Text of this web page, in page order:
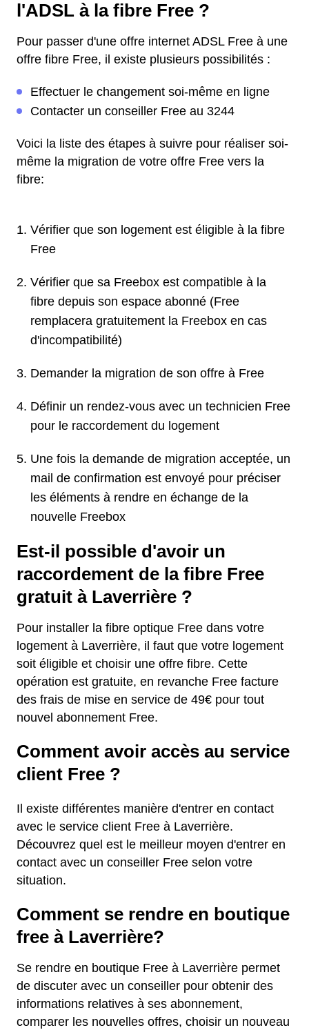
l'ADSL à la fibre Free ?
Pour passer d'une offre internet ADSL Free à une
offre fibre Free, il existe plusieurs possibilités :
Effectuer le changement soi-même en ligne
Contacter un conseiller Free au 3244
Voici la liste des étapes à suivre pour réaliser soi-
même la migration de votre offre Free vers la
fibre:
Vérifier que son logement est éligible à la fibre
Free
Vérifier que sa Freebox est compatible à la
fibre depuis son espace abonné (Free
remplacera gratuitement la Freebox en cas
d'incompatibilité)
Demander la migration de son offre à Free
Définir un rendez-vous avec un technicien Free
pour le raccordement du logement
Une fois la demande de migration acceptée, un
mail de confirmation est envoyé pour préciser
les éléments à rendre en échange de la
nouvelle Freebox
Est-il possible d'avoir un
raccordement de la fibre Free
gratuit à Laverrière ?
Pour installer la fibre optique Free dans votre
logement à Laverrière, il faut que votre logement
soit éligible et choisir une offre fibre. Cette
opération est gratuite, en revanche Free facture
des frais de mise en service de 49€ pour tout
nouvel abonnement Free.
Comment avoir accès au service
client Free ?
Il existe différentes manière d'entrer en contact
avec le service client Free à Laverrière.
Découvrez quel est le meilleur moyen d'entrer en
contact avec un conseiller Free selon votre
situation.
Comment se rendre en boutique
free à Laverrière?
Se rendre en boutique Free à Laverrière permet
de discuter avec un conseiller pour obtenir des
informations relatives à ses abonnement,
comparer les nouvelles offres, choisir un nouveau